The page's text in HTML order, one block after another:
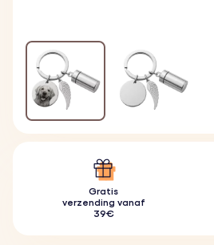
Gratis
verzending vanaf
39€